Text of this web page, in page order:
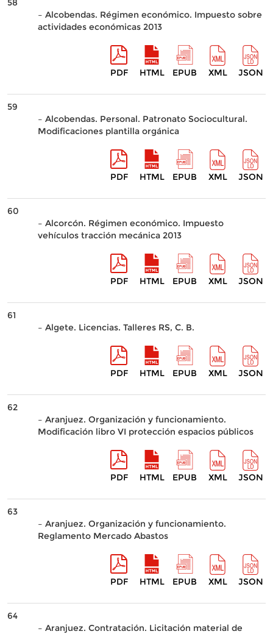
58
– Alcobendas. Régimen económico. Impuesto sobre
actividades económicas 2013
PDF HTML EPUB XML JSON
59
– Alcobendas. Personal. Patronato Sociocultural.
Modificaciones plantilla orgánica
PDF HTML EPUB XML JSON
60
– Alcorcón. Régimen económico. Impuesto
vehículos tracción mecánica 2013
PDF HTML EPUB XML JSON
61
– Algete. Licencias. Talleres RS, C. B.
PDF HTML EPUB XML JSON
62
– Aranjuez. Organización y funcionamiento.
Modificación libro VI protección espacios públicos
PDF HTML EPUB XML JSON
63
– Aranjuez. Organización y funcionamiento.
Reglamento Mercado Abastos
PDF HTML EPUB XML JSON
64
– Aranjuez. Contratación. Licitación material de